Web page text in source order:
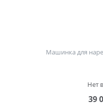
Машинка для
Нет
39